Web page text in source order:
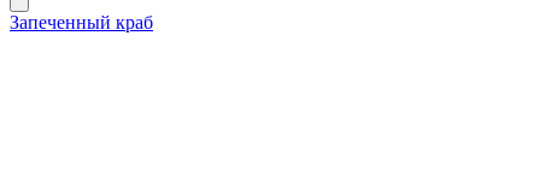
Запеченный краб